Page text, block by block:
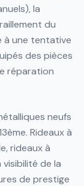
la
du
à une tentative
des pièces
réparation
neufs
Rideaux à
rideaux à
de la
de prestige